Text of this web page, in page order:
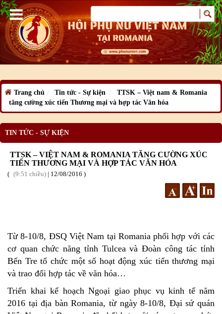
Trang chủ Tin tức - Sự kiện
TTSK – Việt nam & Romania
tăng cường xúc tiến Thương mại và hợp tác Văn hóa
TIN TỨC - SỰ KIỆN
TTSK – VIỆT NAM & ROMANIA TĂNG CƯỜNG XÚC
TIẾN THƯƠNG MẠI VÀ HỢP TÁC VĂN HÓA
9:51 chiều | 12/08/2016
Từ 8-10/8, ĐSQ Việt Nam tại Romania phối hợp với các
cơ quan chức năng tỉnh Tulcea và Đoàn công tác tỉnh
Bến Tre tổ chức một số hoạt động xúc tiến thương mại
và trao đổi hợp tác về văn hóa…
Triển khai kế hoạch Ngoại giao phục vụ kinh tế năm
2016 tại địa bàn Romania, từ ngày 8-10/8, Đại sứ quán